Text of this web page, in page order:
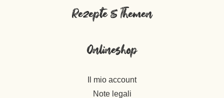
Rezepte & Themen
Onlineshop
Il mio account
Note legali